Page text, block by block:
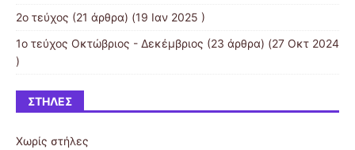
2ο τεύχος (21 άρθρα) (19 Ιαν 2025 )
1ο τεύχος Οκτώβριος - Δεκέμβριος (23 άρθρα) (27 Οκτ 2024
)
ΣΤΉΛΕΣ
Χωρίς στήλες